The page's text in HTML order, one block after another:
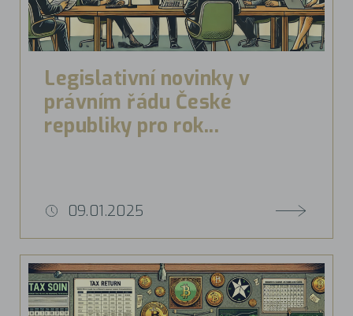
Legislativní novinky v
právním řádu České
republiky pro rok...
09.01.2025